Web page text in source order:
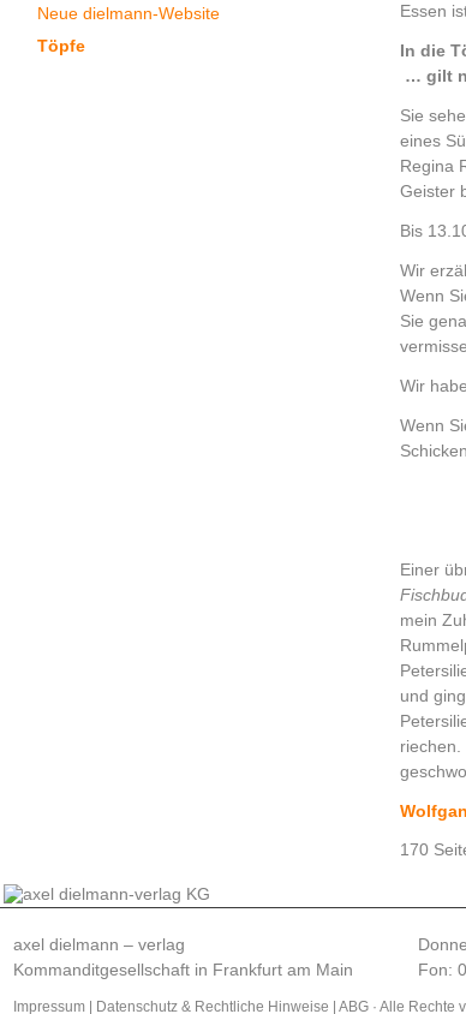
Neue dielmann-Website
Töpfe
Essen
In die
… gilt
Sie
eines
Regina
Geister
Bis
Wir
Wenn
Sie
Wir
Wenn
Einer
mein
und
170
axel dielmann – verlag
Kommanditgesellschaft in Frankfurt am Main
Fon:
Impressum| Datenschutz & Rechtliche Hinweise | ABG· Alle Rechte